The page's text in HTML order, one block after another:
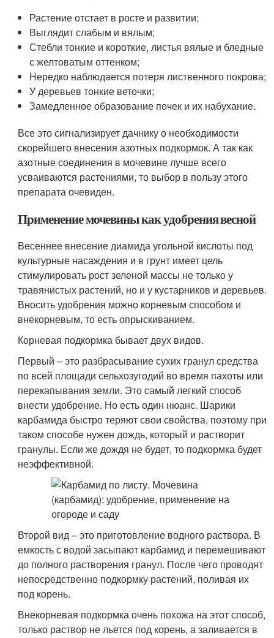
Растение отстает в росте и развитии;
Выглядит слабым и вялым;
Стебли тонкие и короткие, листья вялые и бледные
с желтоватым оттенком;
Нередко наблюдается потеря лиственного покрова;
У деревьев тонкие веточки;
Замедленное образование почек и их набухание.
Все это сигнализирует дачнику о необходимости
скорейшего внесения азотных подкормок. А так как
азотные соединения в мочевине лучше всего
усваиваются растениями, то выбор в пользу этого
препарата очевиден.
Применение мочевины как удобрения весной
Весеннее внесение диамида угольной кислоты под
культурные насаждения и в грунт имеет цель
стимулировать рост зеленой массы не только у
травянистых растений, но и у кустарников и деревьев.
Вносить удобрения можно корневым способом и
внекорневым, то есть опрыскиванием.
Корневая подкормка бывает двух видов.
Первый – это разбрасывание сухих гранул средства
по всей площади сельхозугодий во время пахоты или
перекапывания земли. Это самый легкий способ
внести удобрение. Но есть один нюанс. Шарики
карбамида быстро теряют свои свойства, поэтому при
таком способе нужен дождь, который и растворит
гранулы. Если же дождя не будет, то подкормка будет
неэффективной.
Второй вид – это приготовление водного раствора. В
емкость с водой засыпают карбамид и перемешивают
до полного растворения гранул. После чего проводят
непосредственно подкормку растений, поливая их
под корень.
Внекорневая подкормка очень похожа на этот способ,
только раствор не льется под корень, а заливается в